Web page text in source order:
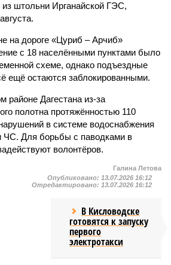
штольни Ирганайской ГЭС,
на дороге «Цуриб – Арчиб»
с 18 населёнными пунктами было
схеме, однако подъездные
ещё остаются заблокированными.
районе Дагестана из-за
полотна протяжённостью 110
в системе водоснабжения
Для борьбы с паводками в
волонтёров.
Галина Летова
Опубликовано: 13.07.2026 16:12
Отредактировано: 13.07.2026 16:12
В Кисловодске
готовятся к запуску
первого
электротакси